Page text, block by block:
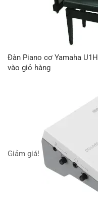
Đàn Piano cơ Yamaha U1H
vào giỏ hàng
Giảm giá!